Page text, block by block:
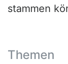
stammen
Themen